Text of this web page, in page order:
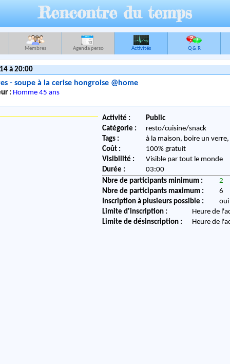
Rencontre du temps
Membres Agenda perso Activités Q & R
à 20:00
- soupe à la cerise hongroise @home
: Homme 45 ans
Activité :
Public
Catégorie :
resto/cuisine/snack
Tags :
à la maison, boire un
Coût :
100% gratuit
Visibilité :
Visible par tout le monde
Durée :
03:00
Nbre de participants minimum :
2
Nbre de participants maximum :
6
Inscription à plusieurs possible :
oui
Limite d'inscription :
Heure de
Limite de désinscription :
Heure de